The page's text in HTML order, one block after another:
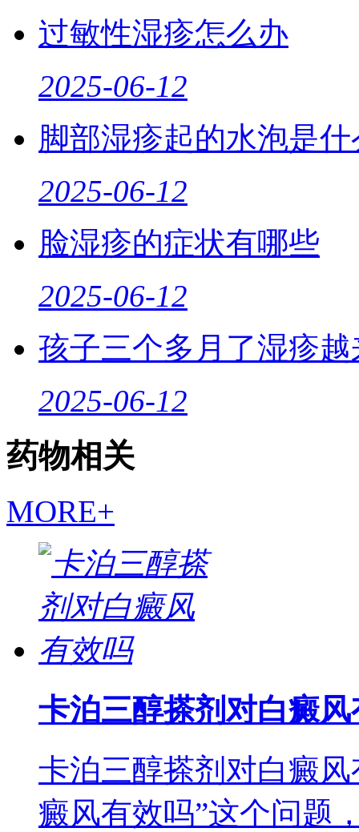
过敏性湿疹怎么办
2025-06-12
脚部湿疹起的水泡是
2025-06-12
脸湿疹的症状有哪些
2025-06-12
孩子三个多月了湿疹
2025-06-12
药物相关
MORE+
卡泊三醇搽剂对白癜
卡泊三醇搽剂对白癜
癜风有效吗”这个问题